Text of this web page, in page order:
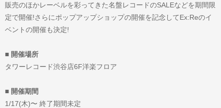
販売のほかレーベルを彩ってきた名盤レコードのSALEなどを期間限
定で開催!さらにポップアップショップの開催を記念してEx:Reのイ
ベントの開催も決定!
■ 開催場所
タワーレコード渋谷店6F洋楽フロア
■ 開催期間
1/17(木)〜 終了期間未定